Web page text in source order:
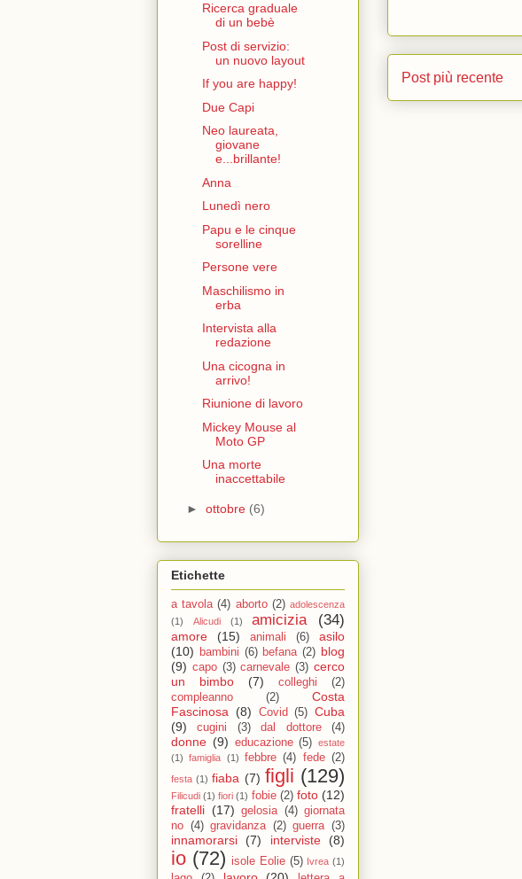
Post più recente
Ricerca graduale
di un bebè
Post di servizio:
un nuovo layout
If you are happy!
Due Capi
Neo laureata,
giovane
e...brillante!
Anna
Lunedì nero
Papu e le cinque
sorelline
Persone vere
Maschilismo in
erba
Intervista alla
redazione
Una cicogna in
arrivo!
Riunione di lavoro
Mickey Mouse al
Moto GP
Una morte
inaccettabile
► ottobre (6)
Etichette
a tavola (4) aborto (2) adolescenza
(1)
Alicudi (1) amicizia (34)
amore (15) animali (6)
asilo
(10)
bambini (6) befana (2) blog
(9) capo (3) carnevale (3) cerco
un bimbo
(7) colleghi
(2)
compleanno
(2)
Costa
Fascinosa
(8) Covid (5) Cuba
(9)
cugini (3) dal dottore (4)
donne (9) educazione (5) estate
(1)
famiglia (1) febbre (4) fede (2)
festa (1) fiaba (7) figli (129)
Filicudi (1) fiori (1) fobie (2) foto (12)
fratelli (17) gelosia (4) giornata
no (4) gravidanza (2) guerra (3)
innamorarsi (7) interviste (8)
io (72) isole Eolie (5) Ivrea (1)